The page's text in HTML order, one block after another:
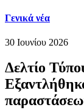
Γενικά νέα
30 Ιουνίου 2026
Δελτίο